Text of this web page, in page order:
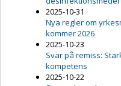
2025-10-31
Nya regler om
kommer 2026
2025-10-23
Svar på remiss:
kompetens
2025-10-22